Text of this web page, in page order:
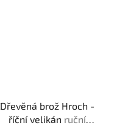
Dřevěná brož Hroch -
říční velikán ruční